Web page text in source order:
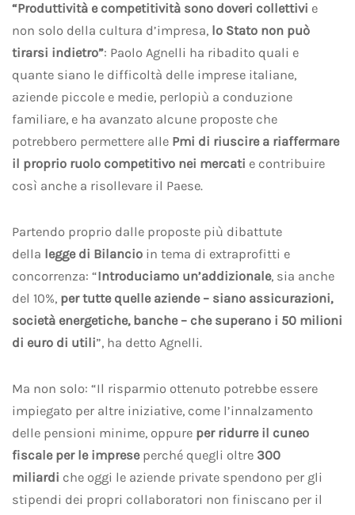
“Produttività e competitività sono doveri collettivi e
non solo della cultura d’impresa, lo Stato non può
tirarsi indietro”: Paolo Agnelli ha ribadito quali e
quante siano le difficoltà delle imprese italiane,
aziende piccole e medie, perlopiù a conduzione
familiare, e ha avanzato alcune proposte che
potrebbero permettere alle Pmi di riuscire a riaffermare
il proprio ruolo competitivo nei mercati e contribuire
così anche a risollevare il Paese.
Partendo proprio dalle proposte più dibattute
della legge di Bilancio in tema di extraprofitti e
concorrenza: “Introduciamo un’addizionale, sia anche
del 10%, per tutte quelle aziende – siano assicurazioni,
società energetiche, banche – che superano i 50 milioni
di euro di utili”, ha detto Agnelli.
Ma non solo: “Il risparmio ottenuto potrebbe essere
impiegato per altre iniziative, come l’innalzamento
delle pensioni minime, oppure per ridurre il cuneo
fiscale per le imprese perché quegli oltre 300
miliardi che oggi le aziende private spendono per gli
stipendi dei propri collaboratori non finiscano per il